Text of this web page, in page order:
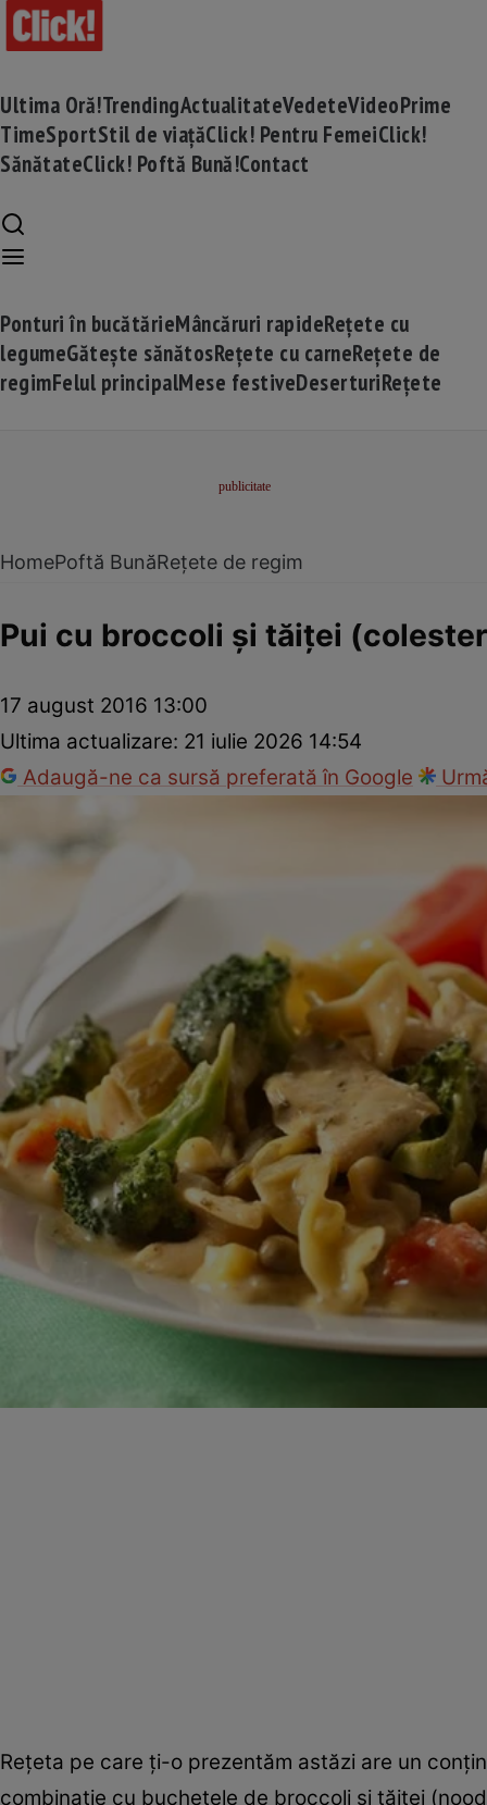
Ultima Oră!TrendingActualitateVedeteVideoPrime
TimeSportStil de viațăClick! Pentru FemeiClick!
SănătateClick! Poftă Bună!Contact
Ponturi în bucătărieMâncăruri rapideRețete cu
legumeGătește sănătosRețete cu carneRețete de
regimFelul principalMese festiveDeserturiRețete
HomePoftă BunăRețete de regim
Pui cu broccoli şi tăiţei
17 august 2016 13:00
Ultima actualizare: 21 iulie 2026 14:54
Adaugă-ne ca sursă preferată în Google
Reţeta pe care ţi-o prezentăm astăzi are un
combinaţie cu bucheţele de broccoli şi tăiţei